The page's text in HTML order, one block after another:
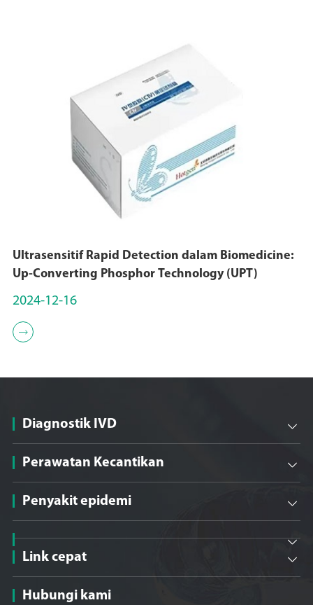
Ultrasensitif Rapid Detection dalam Biomedicine:
Up-Converting Phosphor Technology (UPT)
2024-12-16

Diagnostik IVD 
Perawatan Kecantikan 
Penyakit epidemi 

Link cepat 
Hubungi kami